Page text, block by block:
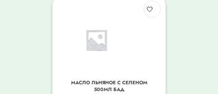
МАСЛО ЛЬНЯНОЕ С СЕЛЕНОМ
500МЛ БАД